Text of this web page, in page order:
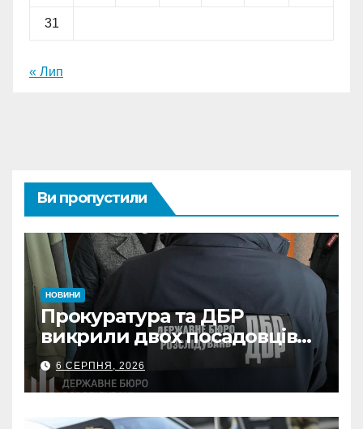
31
« Лип
Ви пропустили
НОВИНИ
Прокуратура та ДБР
викрили двох посадовців
ДПС Сумщини на вимаганні
неправомірної вигоди у
ФОПа
6 СЕРПНЯ, 2026